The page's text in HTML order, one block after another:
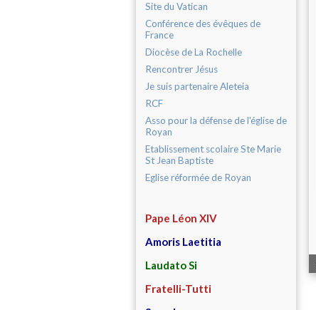
Site du Vatican
Conférence des évêques de
France
Diocèse de La Rochelle
Rencontrer Jésus
Je suis partenaire Aleteia
RCF
Asso pour la défense de l'église de
Royan
Etablissement scolaire Ste Marie
St Jean Baptiste
Eglise réformée de Royan
Pape Léon XIV
Amoris Laetitia
Laudato Si
Fratelli-Tutti